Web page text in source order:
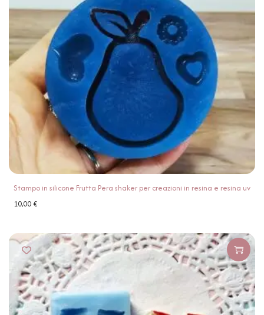
Stampo in silicone Frutta Pera shaker per creazioni in resina e resina uv
10,00€